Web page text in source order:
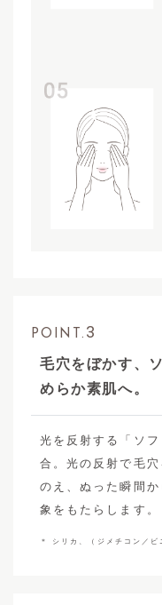
POINT. 3
毛穴をぼかす、
めらか素肌へ。
光を反射する「ソ
合。光の反射で毛
のえ、ぬった瞬間
象をもたらします。
＊ シリカ、（ジメチコン／ビ